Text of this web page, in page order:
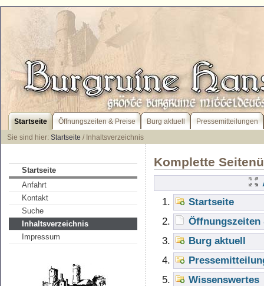
Startseite Öffnungszeiten & Preise Burg aktuell
Pressemitteilungen
Sie sind hier: Startseite / Inhaltsverzeichnis
Startseite
Anfahrt
Kontakt
Suche
Inhaltsverzeichnis
Impressum
Komplette
Startseite
Öffnungszeiten
Burg aktuell
Wissenswertes